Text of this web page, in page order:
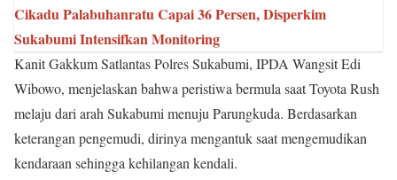
Cikadu Palabuhanratu Capai 36 Persen, Disperkim
Sukabumi Intensifkan Monitoring
Kanit Gakkum Satlantas Polres Sukabumi, IPDA Wangsit Edi
Wibowo, menjelaskan bahwa peristiwa bermula saat Toyota Rush
melaju dari arah Sukabumi menuju Parungkuda. Berdasarkan
keterangan pengemudi, dirinya mengantuk saat mengemudikan
kendaraan sehingga kehilangan kendali.